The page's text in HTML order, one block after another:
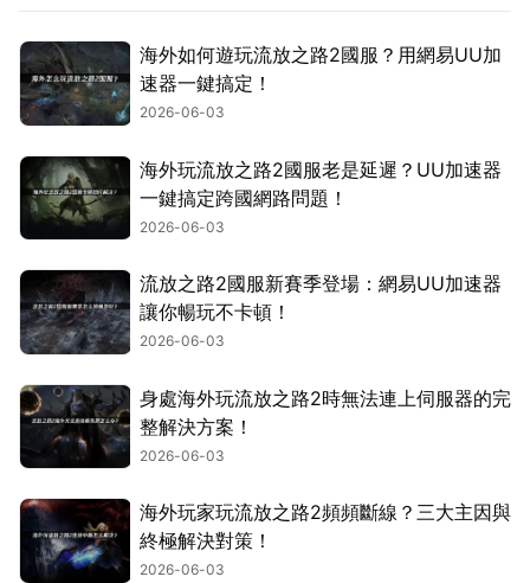
海外如何遊玩流放之路2國服？用網易UU加
速器一鍵搞定！
2026-06-03
海外玩流放之路2國服老是延遲？UU加速器
一鍵搞定跨國網路問題！
2026-06-03
流放之路2國服新賽季登場：網易UU加速器
讓你暢玩不卡頓！
2026-06-03
身處海外玩流放之路2時無法連上伺服器的完
整解決方案！
2026-06-03
海外玩家玩流放之路2頻頻斷線？三大主因與
終極解決對策！
2026-06-03